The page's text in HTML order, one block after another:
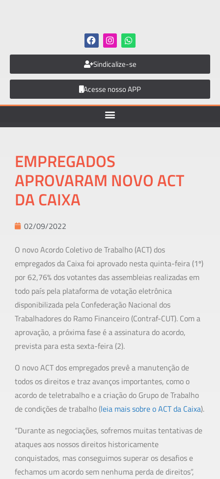
Sindicalize-se
Acesse nosso APP
EMPREGADOS
APROVARAM NOVO ACT
DA CAIXA
02/09/2022
O novo Acordo Coletivo de Trabalho (ACT) dos
empregados da Caixa foi aprovado nesta quinta-feira (1º)
por 62,76% dos votantes das assembleias realizadas em
todo país pela plataforma de votação eletrônica
disponibilizada pela Confederação Nacional dos
Trabalhadores do Ramo Financeiro (Contraf-CUT). Com a
aprovação, a próxima fase é a assinatura do acordo,
prevista para esta sexta-feira (2).
O novo ACT dos empregados prevê a manutenção de
todos os direitos e traz avanços importantes, como o
acordo de teletrabalho e a criação do Grupo de Trabalho
de condições de trabalho (leia mais sobre o ACT da Caixa).
“Durante as negociações, sofremos muitas tentativas de
ataques aos nossos direitos historicamente
conquistados, mas conseguimos superar os desafios e
fechamos um acordo sem nenhuma perda de direitos”,